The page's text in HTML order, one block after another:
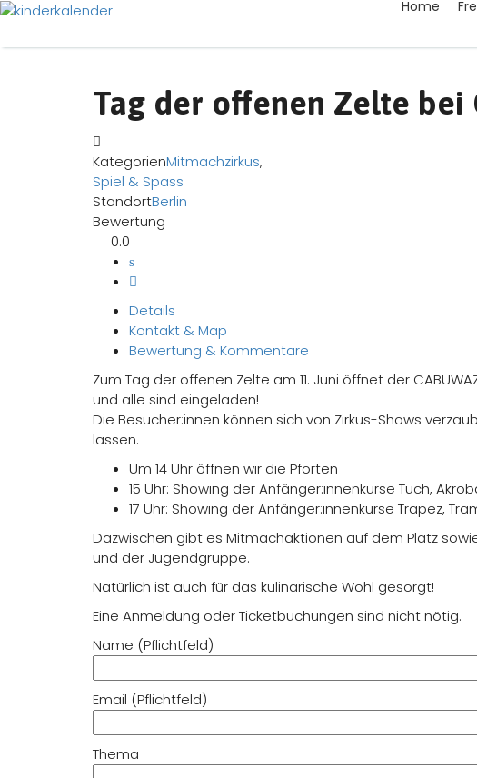
Home
Tag der offenen Zelte bei
KategorienMitmachzirkus,
Spiel & Spass
StandortBerlin
Bewertung
0.0
Details
Kontakt & Map
Bewertung & Kommentare
Zum Tag der offenen Zelte am 11. Juni öffnet der
und alle sind eingeladen!
Die Besucher:innen können sich von Zirkus-Shows
lassen.
Um 14 Uhr öffnen wir die Pforten
15 Uhr: Showing der Anfänger:innenkurse Tuch,
17 Uhr: Showing der Anfänger:innenkurse Trapez,
Dazwischen gibt es Mitmachaktionen auf dem Platz
und der Jugendgruppe.
Natürlich ist auch für das kulinarische Wohl gesorgt!
Eine Anmeldung oder Ticketbuchungen sind nicht nötig.
Name (Pflichtfeld)
Email (Pflichtfeld)
Thema